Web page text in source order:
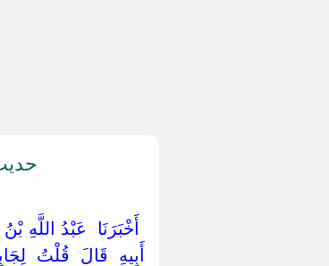
‏أَخْبَرَنَا ‏ ‏عَبْدُ
‏أَبِيهِ ‏ ‏قَالَ ‏ ‏قُلْتُ